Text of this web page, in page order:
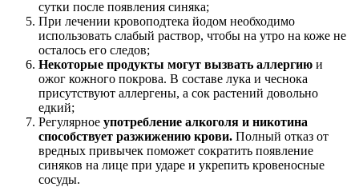
сутки после появления синяка;
При лечении кровоподтека йодом необходимо
использовать слабый раствор, чтобы на утро на коже не
осталось его следов;
Некоторые продукты могут вызвать аллергию и
ожог кожного покрова. В составе лука и чеснока
присутствуют аллергены, а сок растений довольно
едкий;
Регулярное употребление алкоголя и никотина
способствует разжижению крови. Полный отказ от
вредных привычек поможет сократить появление
синяков на лице при ударе и укрепить кровеносные
сосуды.